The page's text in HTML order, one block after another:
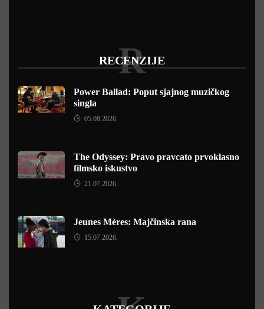
RECENZIJE
R
Power Ballad: Poput sjajnog muzičkog
singla
05.08.2026.
The Odyssey: Pravo pravcato prvoklasno
filmsko iskustvo
21.07.2026.
Jeunes Mères: Majčinska rana
15.07.2026.